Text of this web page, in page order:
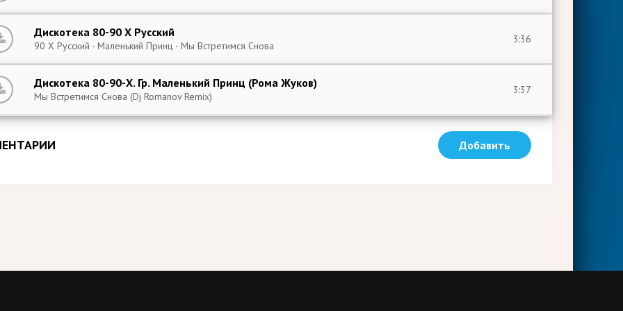
Дискотека 80-90 Х Русский
90 Х Русский - Маленький Принц - Мы Встретимся Снова
3:36
Дискотека 80-90-Х. Гр. Маленький Принц (Рома Жуков)
Мы Встретимся Снова (Dj Romanov Remix)
3:37
Добавить